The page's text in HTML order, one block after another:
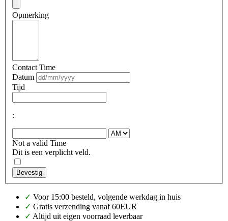
Opmerking
Contact Time
Datum
Tijd
:
Not a valid Time
Dit is een verplicht veld.
Bevestig
✓ Voor 15:00 besteld, volgende werkdag in huis
✓ Gratis verzending vanaf 60EUR
✓ Altijd uit eigen voorraad leverbaar